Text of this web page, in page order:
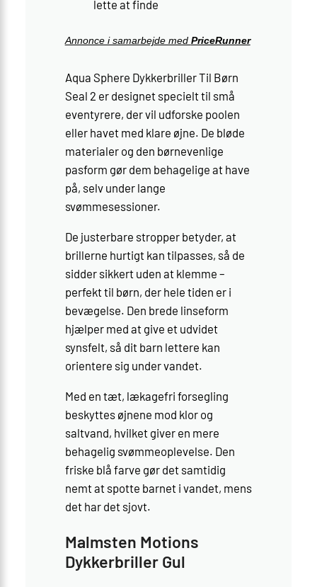
lette at finde
Annonce i samarbejde med PriceRunner
Aqua Sphere Dykkerbriller Til Børn
Seal 2 er designet specielt til små
eventyrere, der vil udforske poolen
eller havet med klare øjne. De bløde
materialer og den børnevenlige
pasform gør dem behagelige at have
på, selv under lange
svømmesessioner.
De justerbare stropper betyder, at
brillerne hurtigt kan tilpasses, så de
sidder sikkert uden at klemme –
perfekt til børn, der hele tiden er i
bevægelse. Den brede linseform
hjælper med at give et udvidet
synsfelt, så dit barn lettere kan
orientere sig under vandet.
Med en tæt, lækagefri forsegling
beskyttes øjnene mod klor og
saltvand, hvilket giver en mere
behagelig svømmeoplevelse. Den
friske blå farve gør det samtidig
nemt at spotte barnet i vandet, mens
det har det sjovt.
Malmsten Motions
Dykkerbriller Gul